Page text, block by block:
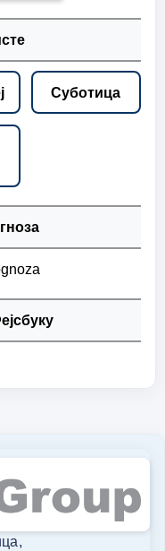
Суботица